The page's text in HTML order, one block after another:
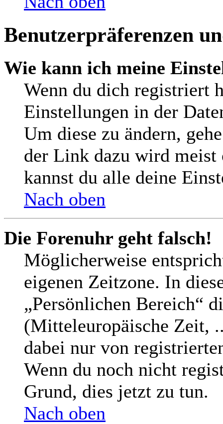
Benutzerpräferenzen
Wie kann ich meine
Wenn du dich registriert
Einstellungen in der
Um diese zu ändern,
der Link dazu wird meist
kannst du alle deine
Nach oben
Die Forenuhr geht falsch!
Möglicherweise
eigenen Zeitzone. In
„Persönlichen Bereich“
(Mitteleuropäische Zeit,
dabei nur von
Wenn du noch nicht
Grund, dies jetzt zu tun.
Nach oben